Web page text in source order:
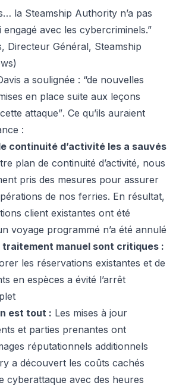
la Steamship Authority n’a pas
avec les cybercriminels.”
Directeur Général, Steamship
a soulignée : “de nouvelles
en place suite aux leçons
attaque”. Ce qu’ils auraient
:
continuité d’activité les a sauvés
plan de continuité d’activité, nous
pris des mesures pour assurer
de nos ferries. En résultat,
client existantes ont été
voyage programmé n’a été annulé
traitement manuel sont critiques :
les réservations existantes et de
en espèces a évité l’arrêt
est tout : Les mises à jour
et parties prenantes ont
réputationnels additionnels
a découvert les coûts cachés
cyberattaque avec des heures